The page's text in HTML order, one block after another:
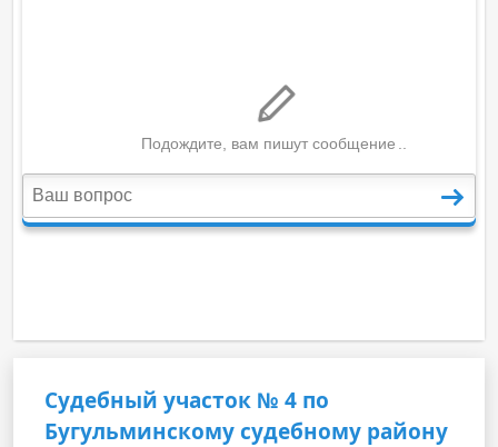
Судебный участок № 4 по
Бугульминскому судебному району